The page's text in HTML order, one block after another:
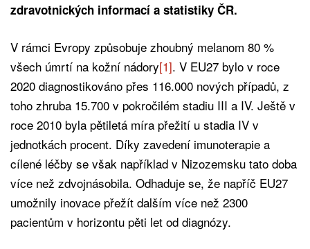
zdravotnických informací a statistiky ČR.
V rámci Evropy způsobuje zhoubný melanom 80 %
všech úmrtí na kožní nádory[1]. V EU27 bylo v roce
2020 diagnostikováno přes 116.000 nových případů, z
toho zhruba 15.700 v pokročilém stadiu III a IV. Ještě v
roce 2010 byla pětiletá míra přežití u stadia IV v
jednotkách procent. Díky zavedení imunoterapie a
cílené léčby se však například v Nizozemsku tato doba
více než zdvojnásobila. Odhaduje se, že napříč EU27
umožnily inovace přežít dalším více než 2300
pacientům v horizontu pěti let od diagnózy.